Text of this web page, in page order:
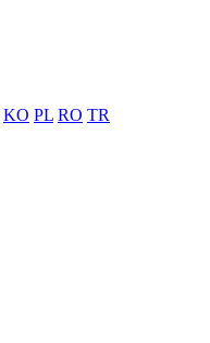
KO PL RO TR